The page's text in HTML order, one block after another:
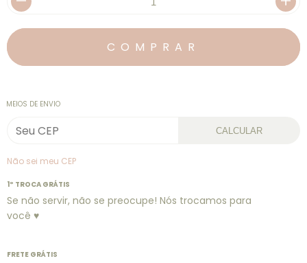
MEIOS DE ENVIO
CALCULAR
Não sei meu CEP
1º TROCA GRÁTIS
Se não servir, não se preocupe! Nós trocamos para
você ♥
FRETE GRÁTIS